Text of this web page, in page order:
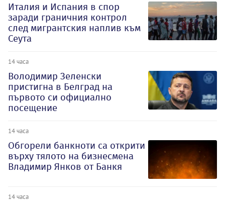
Италия и Испания в спор
заради граничния контрол
след мигрантския наплив към
Сеута
14 часа
Володимир Зеленски
пристигна в Белград на
първото си официално
посещение
14 часа
Обгорели банкноти са открити
върху тялото на бизнесмена
Владимир Янков от Банкя
14 часа